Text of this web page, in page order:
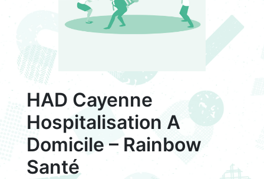
HAD Cayenne
Hospitalisation A
Domicile – Rainbow
Santé